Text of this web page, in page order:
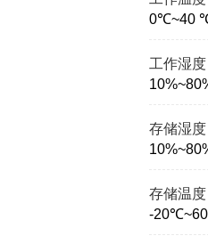
0℃~40
工作湿
存储湿
存储温
-